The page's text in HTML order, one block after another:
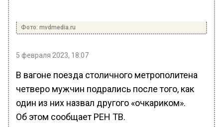
Фото: mvdmedia.ru
5 февраля 2023, 18:07
В вагоне поезда столичного метрополитена
четверо мужчин подрались после того, как
один из них назвал другого «очкариком».
Об этом сообщает РЕН ТВ.